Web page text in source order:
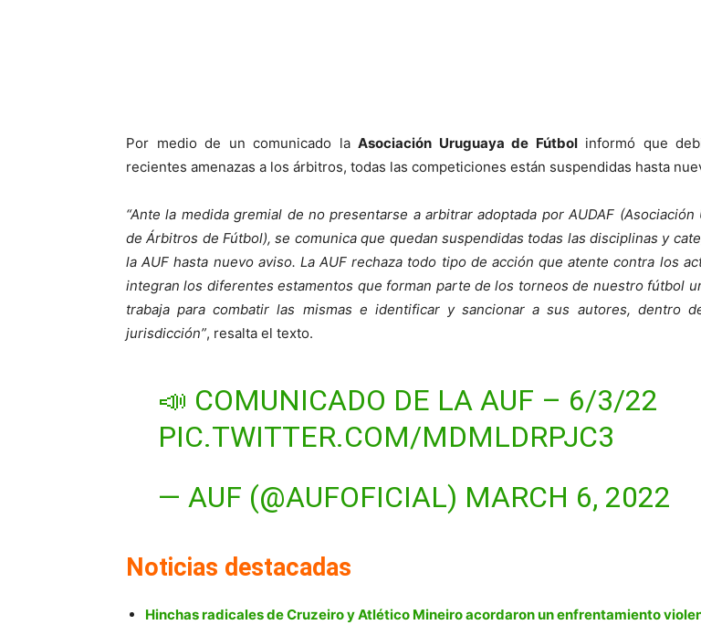
Por medio de un comunicado la Asociación Uruguaya de Fútbolinformó que
recientes amenazas a los árbitros, todas las competiciones están suspendidas hasta
“Ante la medida gremial de no presentarse a arbitrar adoptada por AUDAF (Asociación
de Árbitros de Fútbol), se comunica que quedan suspendidas todas las disciplinas y
la AUF hasta nuevo aviso. La AUF rechaza todo tipo de acción que atente contra los
integran los diferentes estamentos que forman parte de los torneos de nuestro fútbol
trabaja para combatir las mismas e identificar y sancionar a sus autores, dentro
jurisdicción”, resalta el texto.
📣 COMUNICADO DE LA AUF – 6/3/22
PIC.TWITTER.COM/MDMLDRPJC3
— AUF (@AUFOFICIAL) MARCH 6, 2022
Noticias destacadas
Hinchas radicales de Cruzeiro y Atlético Mineiro acordaron un enfrentamiento